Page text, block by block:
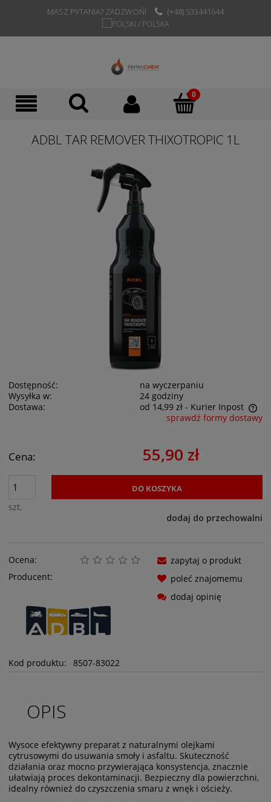
MASZ PYTANIA? ZADZWOŃ! (+48) 533441644
ADBL TAR REMOVER THIXOTROPIC 1L
Dostępność:
na wyczerpaniu
Wysyłka w:
24 godziny
Dostawa:
od 14,99 zł - Kurier Inpost
Cena nie zawiera ewentualnych kosztów płatnościsprawdź formy dostawy
Cena: 55,90 zł
szt.
DO KOSZYKA
dodaj do przechowalni
Ocena:
Producent:
Kod produktu: 8507-83022
zapytaj o produkt
poleć znajomemu
dodaj opinię
OPIS
Wysoce efektywny preparat z naturalnymi olejkami
cytrusowymi do usuwania smoły i asfaltu. Skuteczność
działania oraz mocno przywierająca konsystencja, znacznie
ułatwiają proces dekontaminacji. Bezpieczny dla powierzchni,
idealny również do czyszczenia smaru z wnęk i ościeży.